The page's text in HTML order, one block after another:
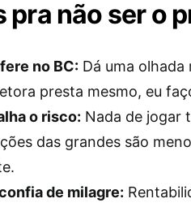
pra não ser o
no BC: Dá uma olhada
presta mesmo, eu
o risco: Nada de jogar
das grandes são
de milagre: